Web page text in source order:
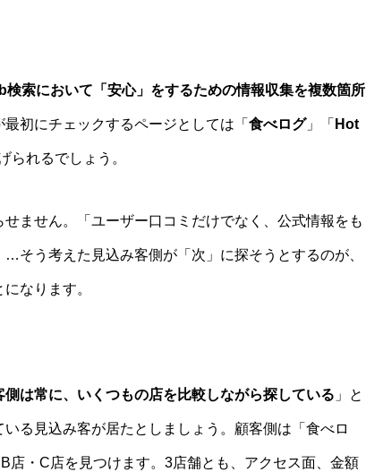
検索において「安心」をするための情報収集を複数箇所
初にチェックするページとしては「 食べログ」「 Hot
られるでしょう。
ません。「ユーザー口コミだけでなく、公式情報をも
そう考えた見込み客側が「次」に探そうとするのが、
なります。
側は常に、いくつもの店を比較しながら探している 」と
る見込み客が居たとしましょう。顧客側は「食べロ
店・C店を見つけます。3店舗とも、アクセス面、金額